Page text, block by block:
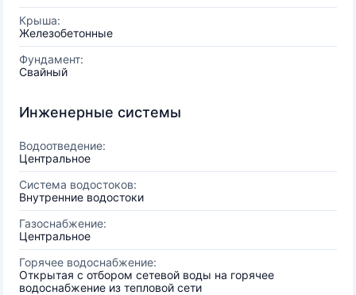
Крыша:
Железобетонные
Фундамент:
Свайный
Инженерные системы
Водоотведение:
Центральное
Система водостоков:
Внутренние водостоки
Газоснабжение:
Центральное
Горячее водоснабжение:
Открытая с отбором сетевой воды на горячее
водоснабжение из тепловой сети